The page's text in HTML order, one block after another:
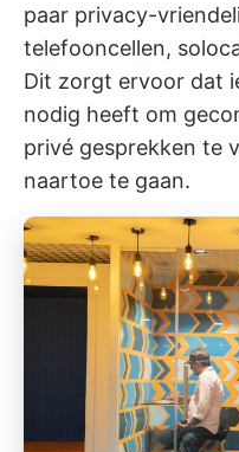
paar privacy-
telefooncellen,
Dit zorgt ervoor dat
nodig heeft om
privé gesprekken te
naartoe te gaan.